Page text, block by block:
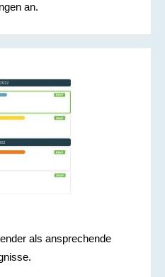
an.
als ansprechende